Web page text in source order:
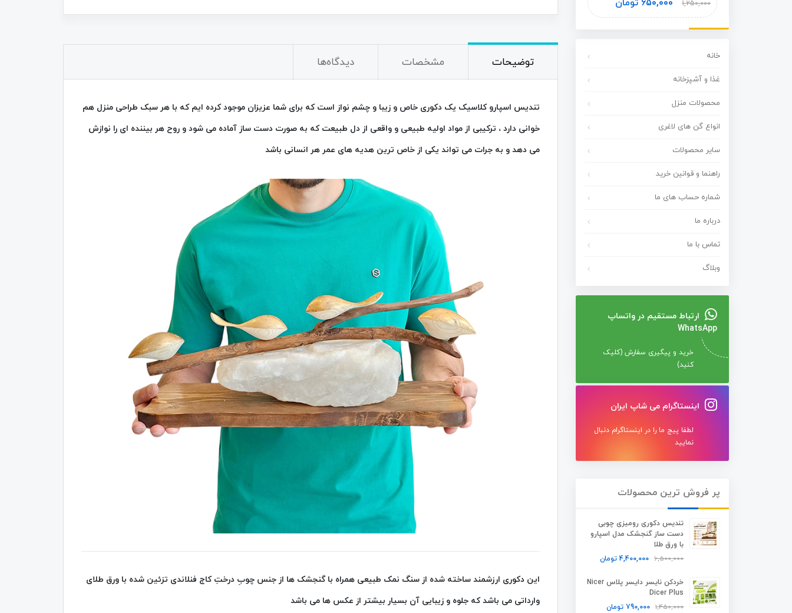
خانه
غذا و آشپزخانه
محصولات منزل
انواع گن های لاغری
سایر محصولات
راهنما و قوانین خرید
شماره حساب های ما
درباره ما
تماس با ما
وبلاگ
ارتباط مستقیم در واتساپ
WhatsApp
خرید و پیگیری سفارش (کلیک
کنید)
1,250,000
650,000 تومان
اینستاگرام می شاپ ایران
لطفا پیج ما را در اینستاگرام دنبال
نمایید
پر فروش ترین محصولات
تندیس دکوری رومیزی چوبی
دست ساز گنجشک مدل اسپارو
با ورق طلا
6,500,000
4,400,000 تومان
خردکن نایسر دایسر پلاس Nicer
Dicer Plus
1,450,000
790,000 تومان
توضیحات مشخصات دیدگاه‌ها
تندیس اسپارو کلاسیک یک دکوری خاص و زیبا و چشم نواز است که برای شما عزیزان موجود کرده ایم که با هر سبک طراحی منزل هم
خوانی دارد ، ترکیبی از مواد اولیه طبیعی و واقعی از دل طبیعت که به صورت دست ساز آماده می شود و روح هر بیننده ای را نوازش
می دهد و به جرات می تواند یکی از خاص ترین هدیه های عمر هر انسانی باشد
این دکوری ارزشمند ساخته شده از سنگ نمک طبیعی همراه با گنجشک ها از جنس چوبِ درختِ کاج فنلاندی تزئین شده با ورق طلای
وارداتی می باشد که جلوه و زیبایی آن بسیار بیشتر از عکس ها می باشد